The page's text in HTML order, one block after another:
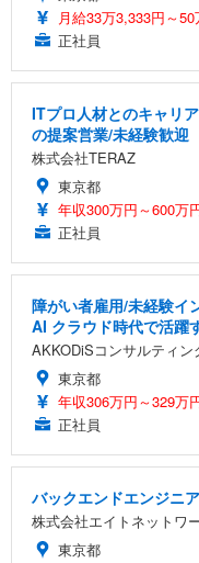
月給33万3,333円～50
正社員
ITプロ人材とのキャリ
の提案営業/未経験歓迎
株式会社TERAZ
東京都
年収300万円～600万
正社員
障がい者雇用/未経験イ
AI クラウド時代で活躍
AKKODiSコンサルティン
東京都
年収306万円～329万
正社員
バックエンドエンジニア
株式会社エイトネットワ
東京都